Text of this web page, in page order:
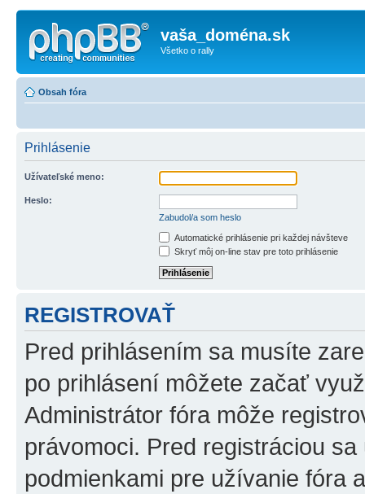
vaša_doména.sk
Všetko o rally
Obsah fóra
Prihlásenie
Užívateľské meno:
Heslo:
Zabudol/a som heslo
Automatické prihlásenie pri každej návšteve
Skryť môj on-line stav pre toto prihlásenie
REGISTROVAŤ
Pred prihlásením sa musíte
po prihlásení môžete začať
Administrátor fóra môže
právomoci. Pred registráciou
podmienkami pre užívanie fóra